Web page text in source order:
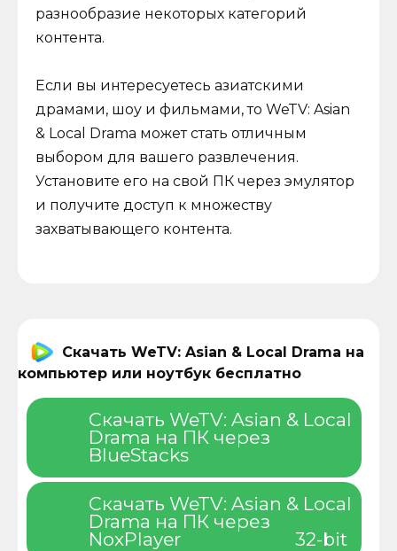
разнообразие некоторых категорий
контента.
Если вы интересуетесь азиатскими
драмами, шоу и фильмами, то WeTV: Asian
& Local Drama может стать отличным
выбором для вашего развлечения.
Установите его на свой ПК через эмулятор
и получите доступ к множеству
захватывающего контента.
Скачать WeTV: Asian & Local Drama на
компьютер или ноутбук бесплатно
Скачать WeTV: Asian & Local
Drama на ПК через
BlueStacks
Скачать WeTV: Asian & Local
Drama на ПК через
NoxPlayer
32-bit